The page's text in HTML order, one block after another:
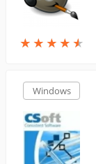
★ ★ ★ ★ ★
★ ★ ★ ★ ★
Windows